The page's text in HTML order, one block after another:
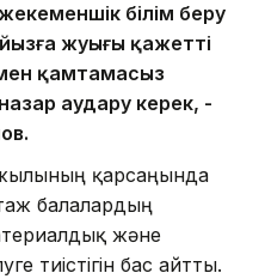
жекеменшік білім беру
жуығы қажетті
қамтамасыз
аудару керек, -
қарсаңында
балалардың
және
тиістігін бас айтты.